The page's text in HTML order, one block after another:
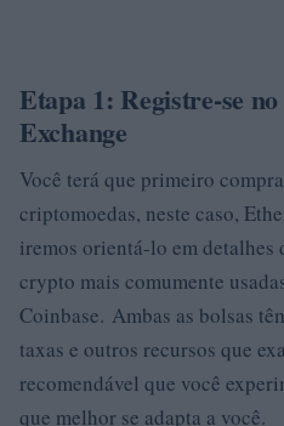
Etapa 1: Registre-se
Exchange
Você terá que primeiro
criptomoedas, neste caso,
iremos orientá-lo em detalhes
crypto mais comumente
Coinbase. Ambas as bolsas
taxas e outros recursos que
recomendável que você
que melhor se adapta a você.